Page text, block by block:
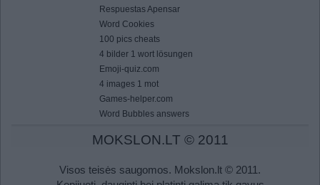
Respuestas Apensar
Word Cookies
100 pics cheats
4 bilder 1 wort lösungen
Emoji-quiz.com
4 images 1 mot
Games-helper.com
Word Bubbles answers
MOKSLON.LT © 2011
Visos teisės saugomos. Mokslon.lt © 2011.